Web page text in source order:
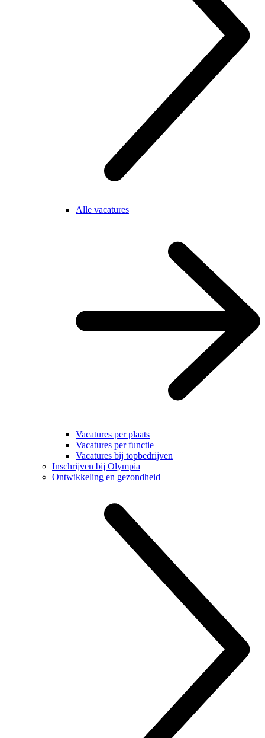
Alle vacatures
Vacatures per plaats
Vacatures per functie
Vacatures bij topbedrijven
Inschrijven bij Olympia
Ontwikkeling en gezondheid